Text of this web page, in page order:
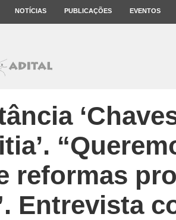
NOTÍCIAS PUBLICAÇÕES EVENTOS
reformas
Entrevista